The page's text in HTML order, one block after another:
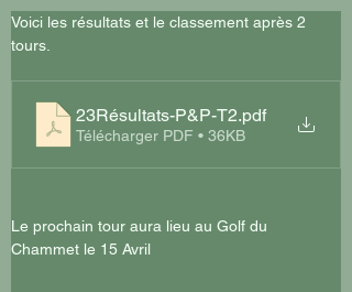
Voici les résultats et le classement après 2
tours.
23Résultats-P&P-T2.pdf
Télécharger PDF • 36KB
Le prochain tour aura lieu au Golf du
Chammet le 15 Avril